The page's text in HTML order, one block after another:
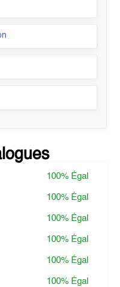
100% Égal
100% Égal
100% Égal
100% Égal
100% Égal
100% Égal